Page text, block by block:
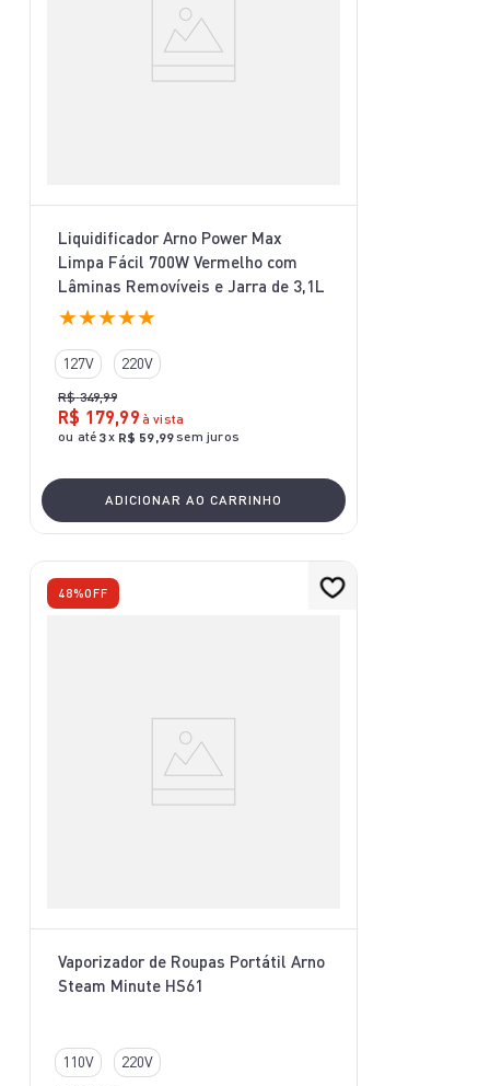
Liquidificador Arno Power Max
Limpa Fácil 700W Vermelho com
Lâminas Removíveis e Jarra de 3,1L
LN61
★★★★★
127V 220V
R$ 349,99
R$ 179,99 à vista
ou até 3x R$ 59,99sem juros
ADICIONAR AO CARRINHO
48%OFF
Vaporizador de Roupas Portátil Arno
Steam Minute HS61
110V 220V